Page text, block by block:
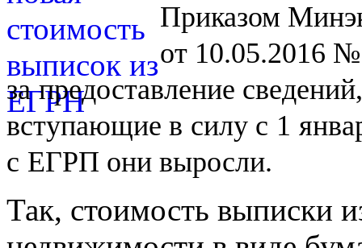
Приказом
от 10.05.2016 №
за предоставление
вступающие в силу с 1
с ЕГРП они выросли.
Так, стоимость выписки